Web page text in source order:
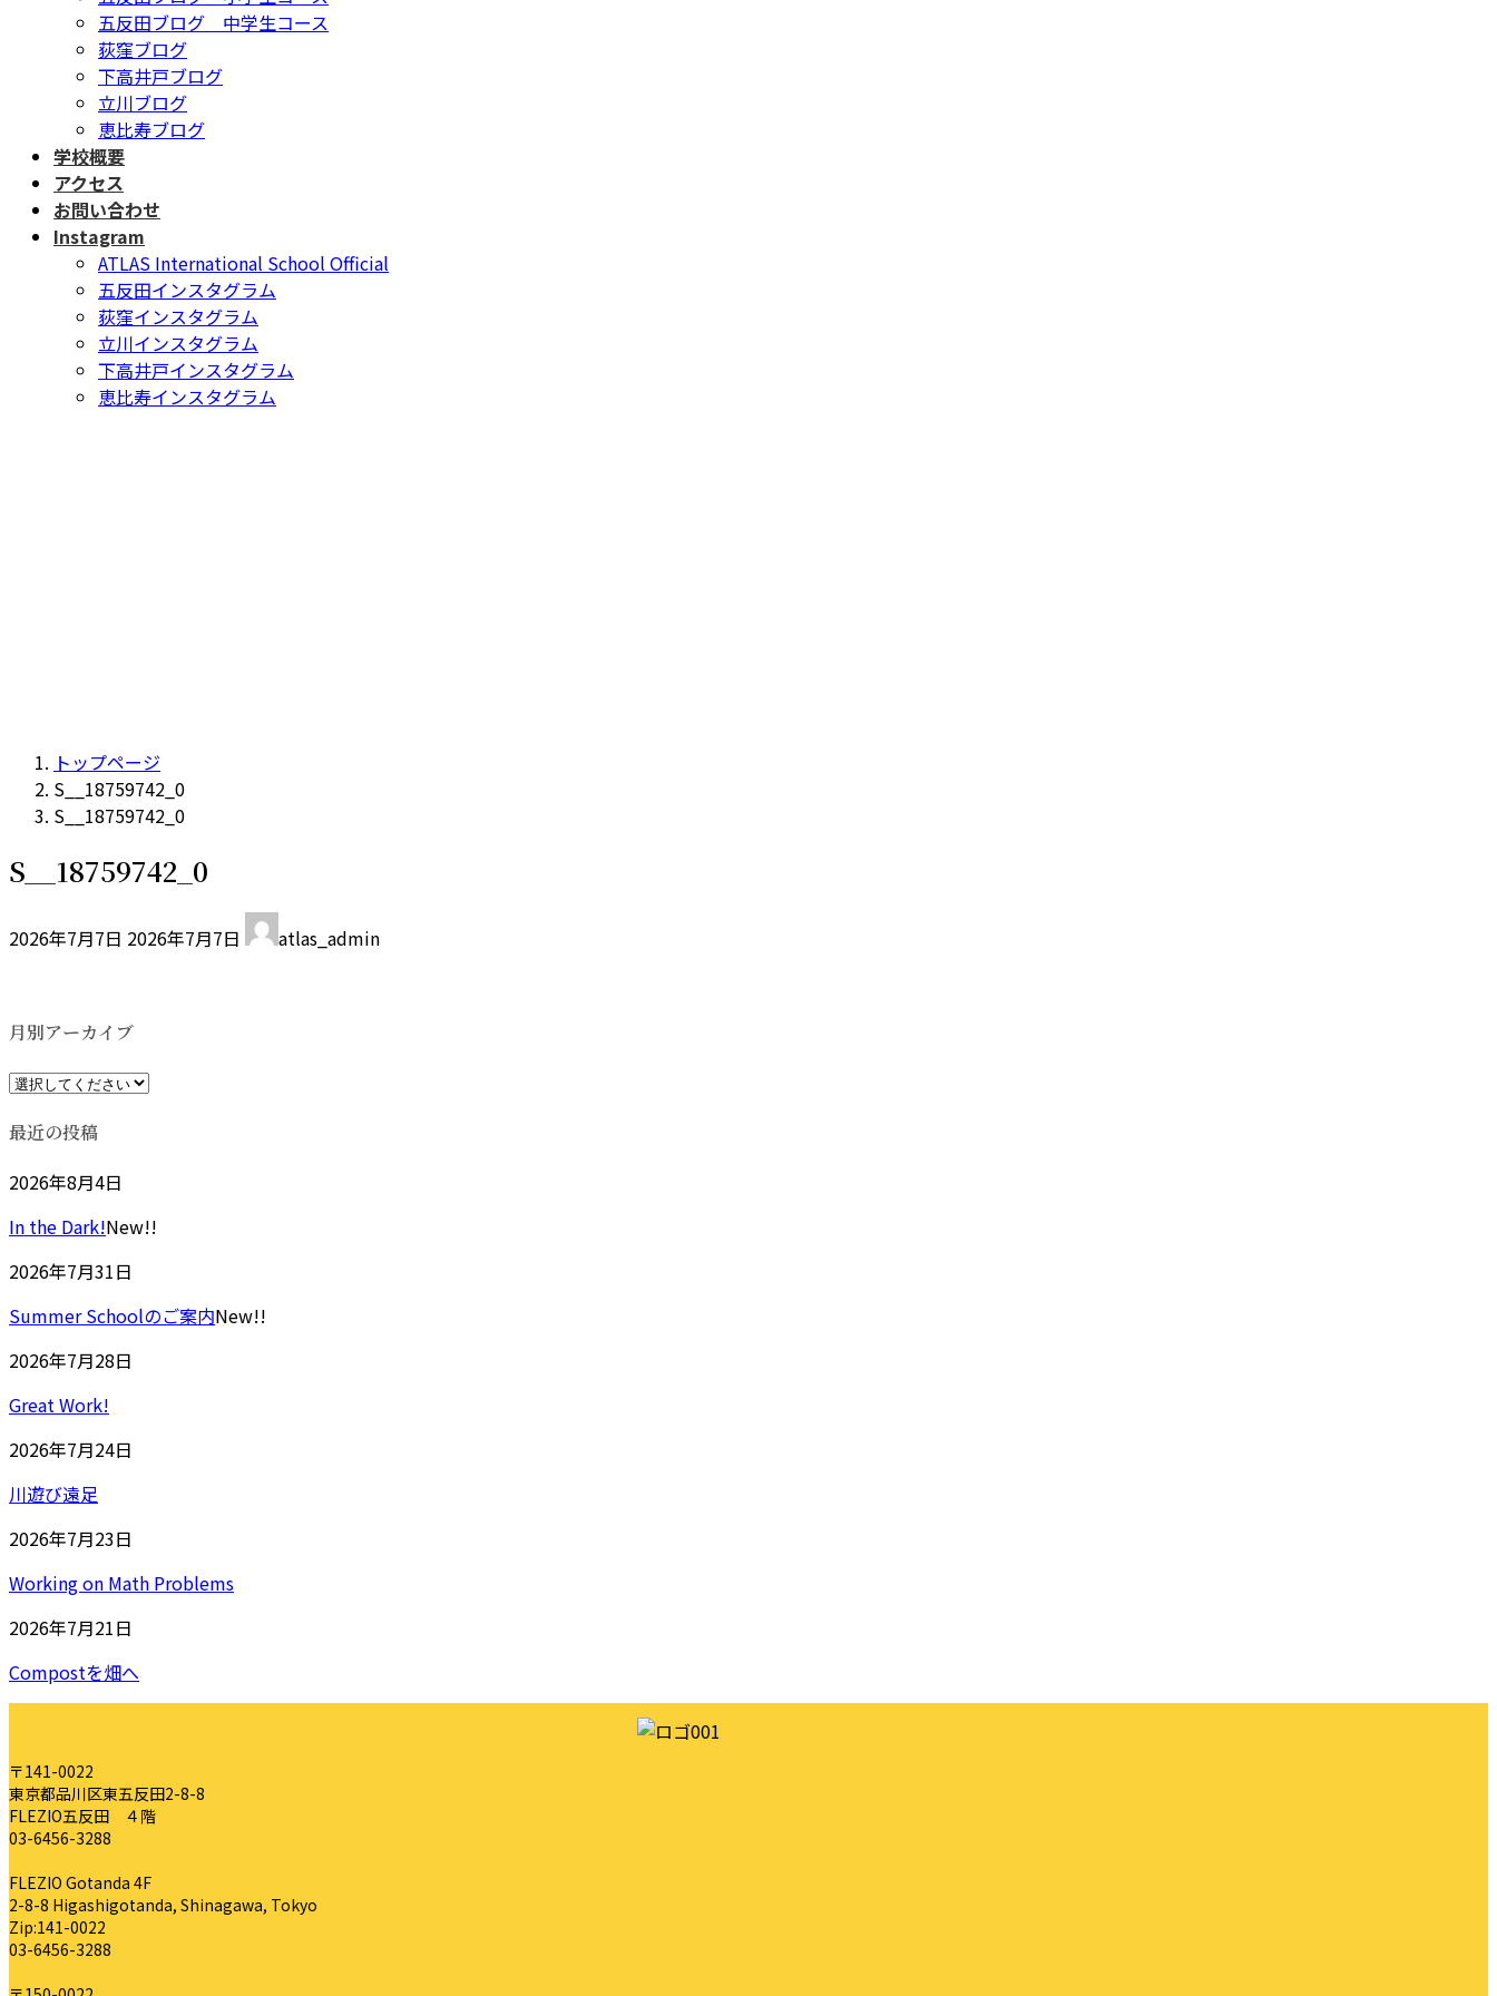
五反田ブログ 中学生コース
荻窪ブログ
下高井戸ブログ
立川ブログ
恵比寿ブログ
学校概要
アクセス
お問い合わせ
Instagram
ATLAS International School Official
五反田インスタグラム
荻窪インスタグラム
立川インスタグラム
下高井戸インスタグラム
恵比寿インスタグラム
トップページ
S__18759742_0
S__18759742_0
S__18759742_0
2026年7月7日 終
日
:
2026年7月7日 atlas_admin
月別アーカイブ
最近の投稿
2026年8月4日
In the Dark!New!!
2026年7月31日
Summer Schoolのご案内New!!
2026年7月28日
Great Work!
2026年7月24日
川遊び遠足
2026年7月23日
Working on Math Problems
2026年7月21日
Compostを畑へ
〒141-0022
東京都品川区東五反田2-8-8
FLEZIO五反田 ４階
03-6456-3288
FLEZIO Gotanda 4F
2-8-8 Higashigotanda, Shinagawa, Tokyo
Zip:141-0022
03-6456-3288